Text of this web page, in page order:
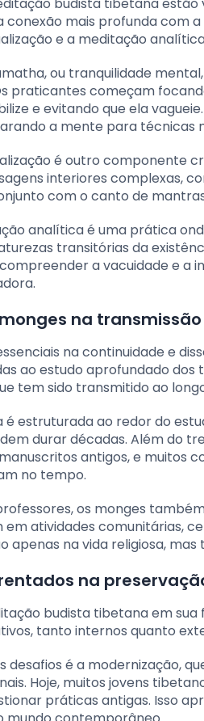
conexão mais profunda com
e a meditação
ou tranquilidade
praticantes começam
e evitando que ela
a mente para técnicas
é outro componente
interiores complexas,
com o canto de
analítica é uma prática
transitórias da
a vacuidade e a
na
na continuidade e
ao estudo aprofundado
tem sido transmitido ao
é estruturada ao redor do
durar décadas. Além do
antigos, e muitos
no tempo.
os monges
em atividades comunitárias,
apenas na vida religiosa,
na
budista tibetana em
tanto internos quanto
desafios é a modernização,
Hoje, muitos jovens
práticas antigas. Isso